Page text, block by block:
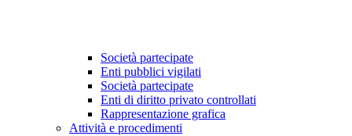
Società partecipate
Enti pubblici vigilati
Società partecipate
Enti di diritto privato controllati
Rappresentazione grafica
Attività e procedimenti